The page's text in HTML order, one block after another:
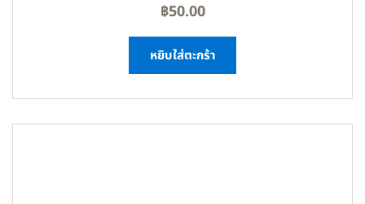
฿50.00
หยิบใส่ตะกร้า